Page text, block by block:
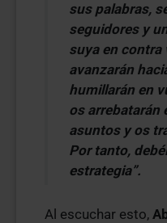
sus palabras,
seguidores y
suya en contra
avanzarán
humillarán en
os arrebatarán
asuntos y os
Por tanto,
estrategia”.
Al escuchar esto,